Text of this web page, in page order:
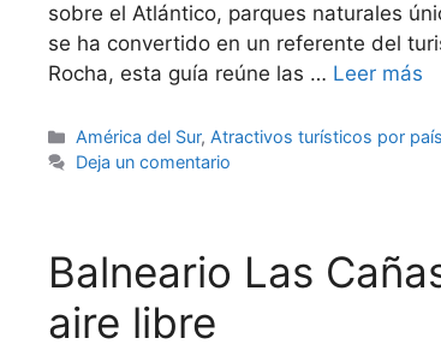
sobre el Atlántico, parques naturales
se ha convertido en un referente del
Rocha, esta guía reúne las … Leer más
Categorías
América del Sur, Atractivos turísticos por país
Deja un comentario
Balneario Las
aire libre